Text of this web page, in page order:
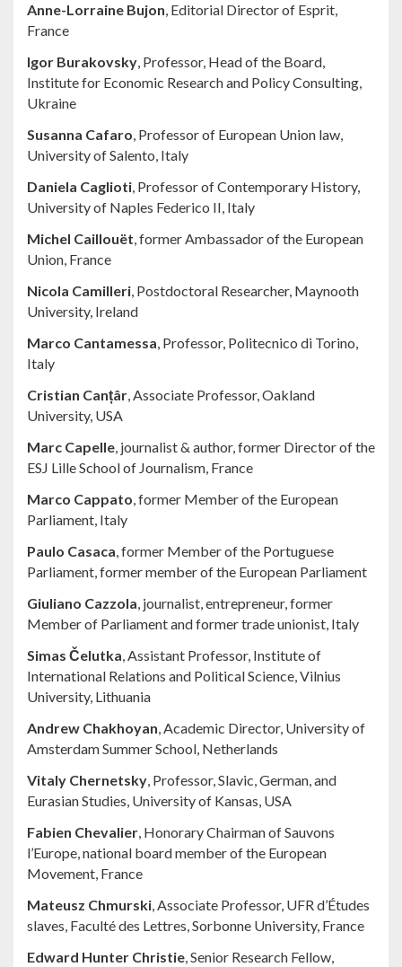
Anne-Lorraine Bujon, Editorial Director of Esprit,
France
Igor Burakovsky, Professor, Head of the Board,
Institute for Economic Research and Policy Consulting,
Ukraine
Susanna Cafaro, Professor of European Union law,
University of Salento, Italy
Daniela Caglioti, Professor of Contemporary History,
University of Naples Federico II, Italy
Michel Caillouët, former Ambassador of the European
Union, France
Nicola Camilleri, Postdoctoral Researcher, Maynooth
University, Ireland
Marco Cantamessa, Professor, Politecnico di Torino,
Italy
Cristian Canțâr, Associate Professor, Oakland
University, USA
Marc Capelle, journalist & author, former Director of the
ESJ Lille School of Journalism, France
Marco Cappato, former Member of the European
Parliament, Italy
Paulo Casaca, former Member of the Portuguese
Parliament, former member of the European Parliament
Giuliano Cazzola, journalist, entrepreneur, former
Member of Parliament and former trade unionist, Italy
Simas Čelutka, Assistant Professor, Institute of
International Relations and Political Science, Vilnius
University, Lithuania
Andrew Chakhoyan, Academic Director, University of
Amsterdam Summer School, Netherlands
Vitaly Chernetsky, Professor, Slavic, German, and
Eurasian Studies, University of Kansas, USA
Fabien Chevalier, Honorary Chairman of Sauvons
l’Europe, national board member of the European
Movement, France
Mateusz Chmurski, Associate Professor, UFR d’Études
slaves, Faculté des Lettres, Sorbonne University, France
Edward Hunter Christie, Senior Research Fellow,